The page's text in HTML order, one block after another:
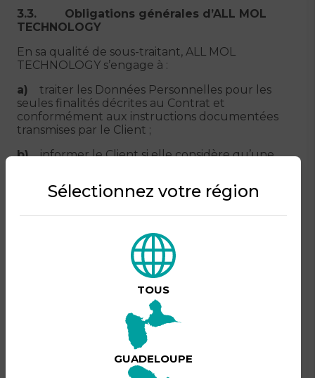
3.3. Obligations générales d’ALL MOL
TECHNOLOGY
En sa qualité de sous-traitant, ALL MOL
TECHNOLOGY s’engage à :
a) traiter les Données Personnelles pour les
seules finalités décrites au Contrat et
conformément aux instructions documentées
transmises par le Client ;
b)informer le Client si elle considère qu’une
Législation Applicable ;
informée d’une plainte émise par une personne
concernée ou d’une demande ou d’un contrôle
de la part d’une autorité de contrôle
concernant le Traitement des Données
mettre à la disposition du Client, à sa
demande écrite et dans un délai raisonnable,
toutes les informations nécessaires pour
démontrer le respect de ses obligations au titre
Sélectionnez votre région
TOUS
GUADELOUPE